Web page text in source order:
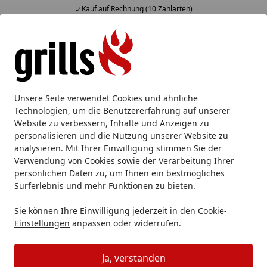
Unsere Seite verwendet Cookies und ähnliche
Technologien, um die Benutzererfahrung auf unserer
Website zu verbessern, Inhalte und Anzeigen zu
personalisieren und die Nutzung unserer Website zu
analysieren. Mit Ihrer Einwilligung stimmen Sie der
Verwendung von Cookies sowie der Verarbeitung Ihrer
persönlichen Daten zu, um Ihnen ein bestmögliches
Surferlebnis und mehr Funktionen zu bieten.
Sie können Ihre Einwilligung jederzeit in den Cookie-
Einstellungen anpassen oder widerrufen.
Ja, verstanden
Kauf auf Rechnung (10 Zahlarten)
Alle Produkte
Mein Konto
Suchen
Startseite
Messer Messerschärfer DICK Wetzstahl EUROCUT
DICK Wetzstahl EUROCUT Wetzstahl
oval Feinzug 30 cm